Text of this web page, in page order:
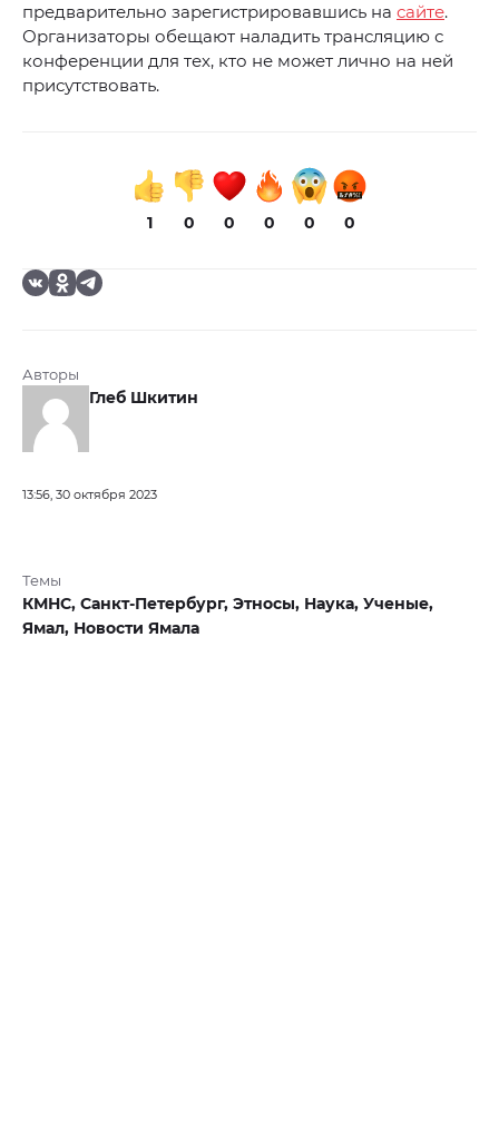
предварительно зарегистрировавшись на сайте.
Организаторы обещают наладить трансляцию с
конференции для тех, кто не может лично на ней
присутствовать.
1 0 0 0 0 0
Авторы
Глеб Шкитин
13:56, 30 октября 2023
Темы
КМНС, Санкт-Петербург, Этносы, Наука, Ученые,
Ямал, Новости Ямала